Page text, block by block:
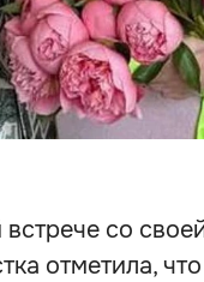
со
отметила,